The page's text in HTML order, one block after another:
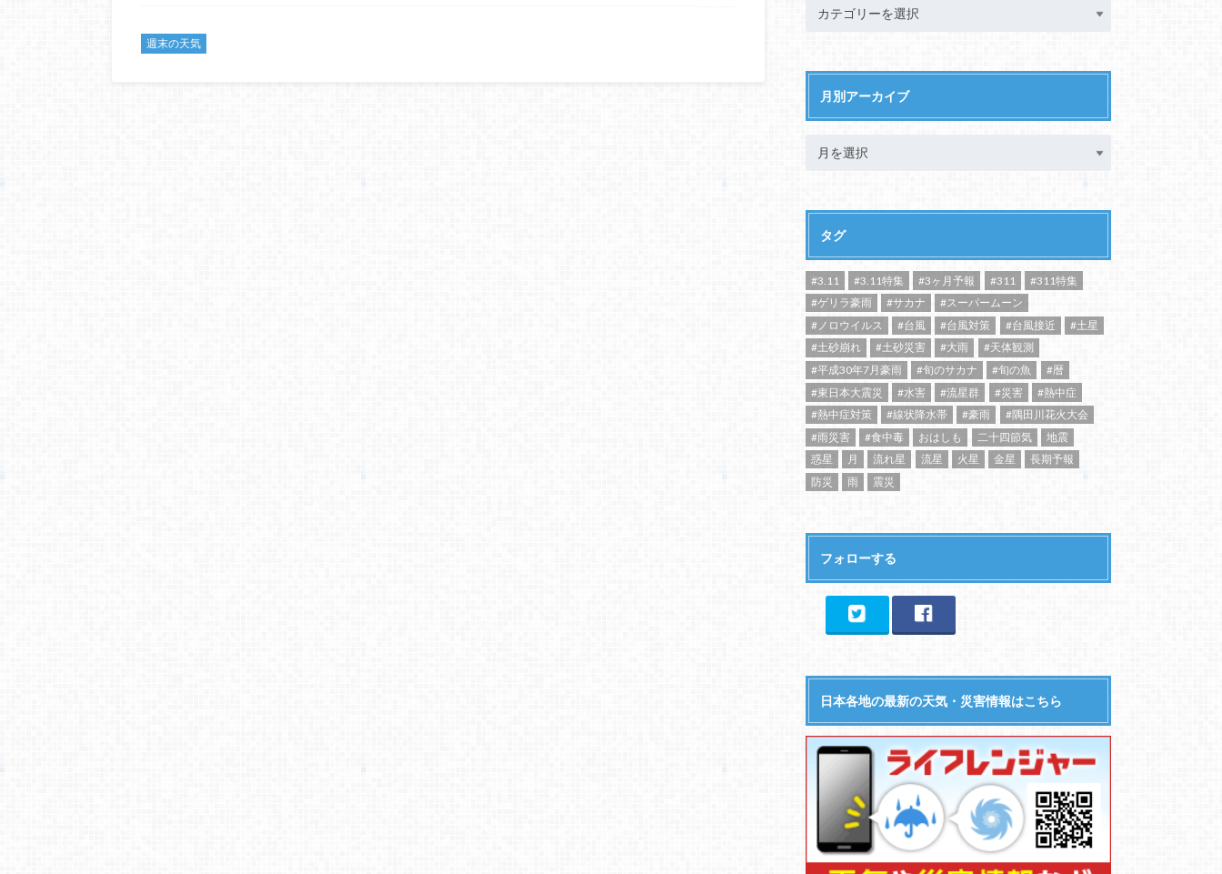
週末の天気
月別アーカイブ
タグ
#3.11 #3.11特集 #3ヶ月予報 #311
#311特集
#ゲリラ豪雨
#サカナ
#スーパームーン
#ノロウイルス
#台風 #台風対策 #台風接近
#土星
#土砂崩れ
#土砂災害 #大雨
#天体観測
#平成30年7月豪雨
#旬のサカナ #旬の魚
#暦
#東日本大震災
#水害 #流星群 #災害
#熱中症
#熱中症対策
#線状降水帯 #豪雨
#隅田川花火大会
#雨災害
#食中毒 おはしも 二十四節気
地震
惑星
月 流れ星 流星 火星 金星
長期予報
防災
雨 震災
フォローする
日本各地の最新の天気・災害情報はこちら